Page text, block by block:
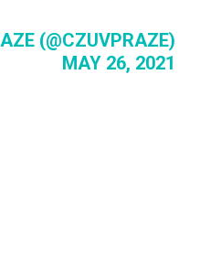
(@CZUVPRAZE)
MAY 26, 2021